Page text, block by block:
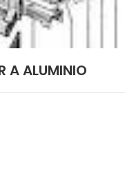
A ALUMINIO